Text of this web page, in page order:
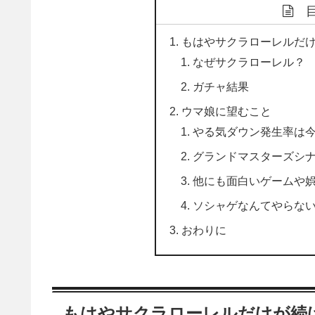
もはやサクラローレルだ
なぜサクラローレル？
ガチャ結果
ウマ娘に望むこと
やる気ダウン発生率は
グランドマスターズシ
他にも面白いゲームや
ソシャゲなんてやらな
おわりに